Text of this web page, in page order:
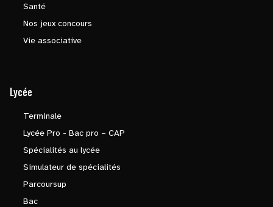
Santé
Nos jeux concours
Vie associative
Lycée
Terminale
Lycée Pro - Bac pro – CAP
Spécialités au lycée
Simulateur de spécialités
Parcoursup
Bac